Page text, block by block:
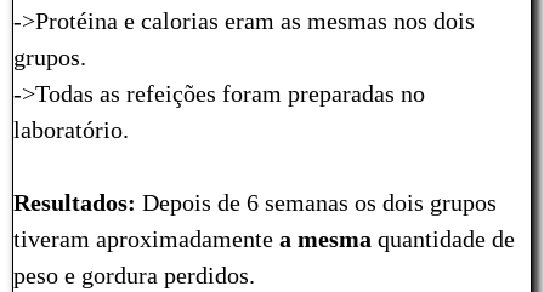
->Protéina e calorias eram as mesmas nos dois
grupos.
->Todas as refeições foram preparadas no
laboratório.
Resultados: Depois de 6 semanas os dois grupos
tiveram aproximadamente a mesma quantidade de
peso e gordura perdidos.